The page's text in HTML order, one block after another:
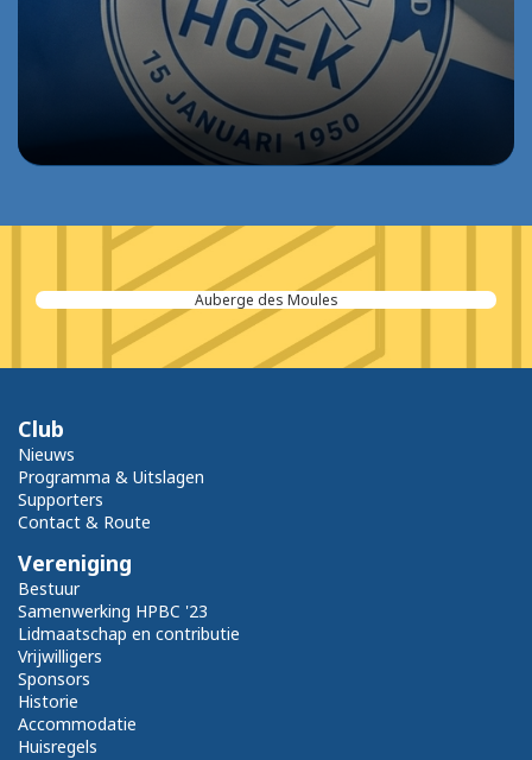
PureBlue
Club
Nieuws
Programma & Uitslagen
Supporters
Contact & Route
Vereniging
Bestuur
Samenwerking HPBC '23
Lidmaatschap en contributie
Vrijwilligers
Sponsors
Historie
Accommodatie
Huisregels